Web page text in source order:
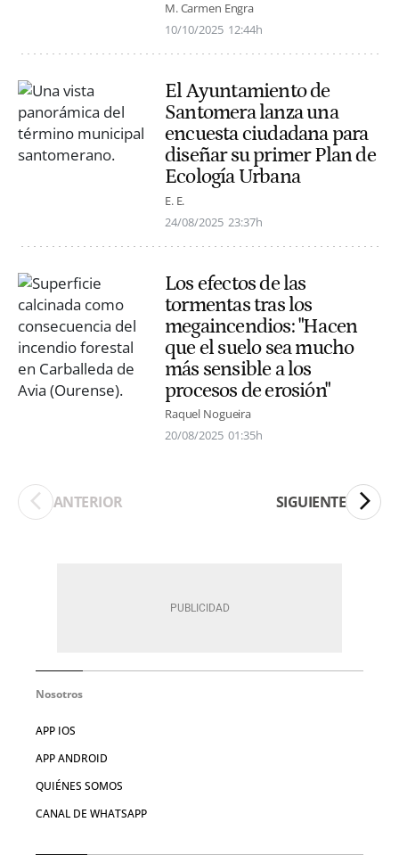
M. Carmen Engra
10/10/2025 12:44h
El Ayuntamiento de
Santomera lanza una
encuesta ciudadana para
diseñar su primer Plan de
Ecología Urbana
E. E.
24/08/2025 23:37h
Los efectos de las
tormentas tras los
megaincendios: "Hacen
que el suelo sea mucho
más sensible a los
procesos de erosión"
Raquel Nogueira
20/08/2025 01:35h
ANTERIOR SIGUIENTE
Nosotros
APP IOS
APP ANDROID
QUIÉNES SOMOS
CANAL DE WHATSAPP